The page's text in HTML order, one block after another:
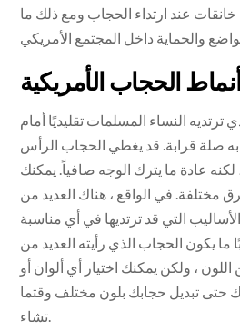
خانقات عند ارتداء الحجاب ومع ذلك ما
الحجاب الأمريكية
النساء المسلمات تقليديًا أمام
به صلة قرابة. قد يغطي الحجاب الرأس
عادة ما يترك الوجه صافياً. يمكنك
مختلفة. في الواقع ، هناك العديد من
ما يكون الحجاب الذي رأيته العديد من
، ولكن يمكنك اختيار أي ألوان أو
حتى تبديل حجابك بلون مختلف وقتما
تشاء.